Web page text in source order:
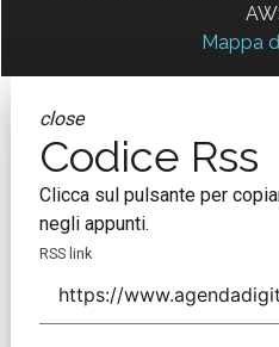
Mappa
close
Codice Rss
Clicca sul pulsante per
negli appunti.
RSS link